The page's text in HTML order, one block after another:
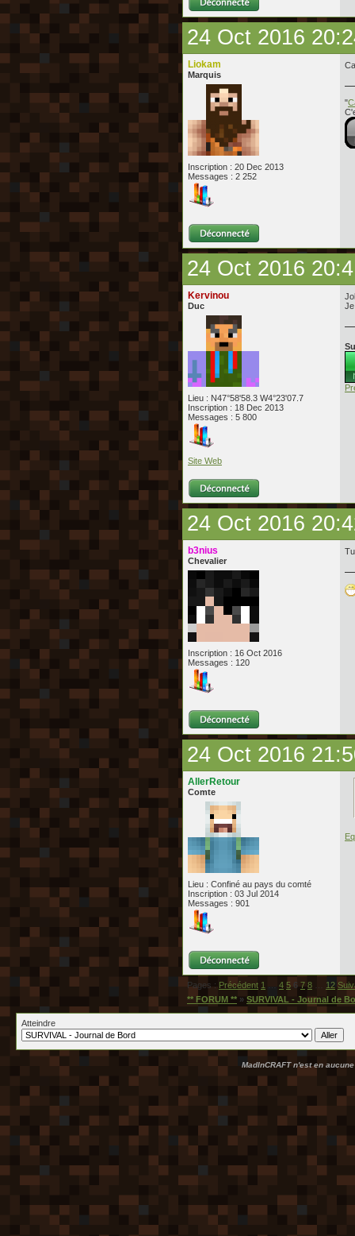
24 Oct 2016
Liokam
Marquis
Inscription : 20 Dec 2013
Messages : 2 252
"
24 Oct 2016
Kervinou
Duc
Lieu : N47°58'58.3 W4°23'07.7
Inscription : 18 Dec 2013
Messages : 5 800
Site Web
24 Oct 2016
b3nius
Chevalier
Inscription : 16 Oct 2016
Messages : 120
24 Oct 2016
AllerRetour
Comte
Lieu : Confiné au pays du comté
Inscription : 03 Jul 2014
Messages : 901
Pages : Précédent 1 4 5 6 7 8 12
** FORUM ** » SURVIVAL - Journal de
Atteindre
MadInCRAFT n'est en